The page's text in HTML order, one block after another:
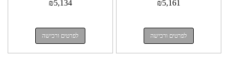
₪5,161
לפרטים ורכישה
₪5,134
לפרטים ורכישה